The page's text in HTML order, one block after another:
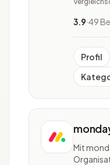
HubSpot
3.9·49
Profil
Mit